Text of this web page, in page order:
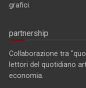
grafici.
partnership
Collaborazione tra
lettori del quotidiano
economia.